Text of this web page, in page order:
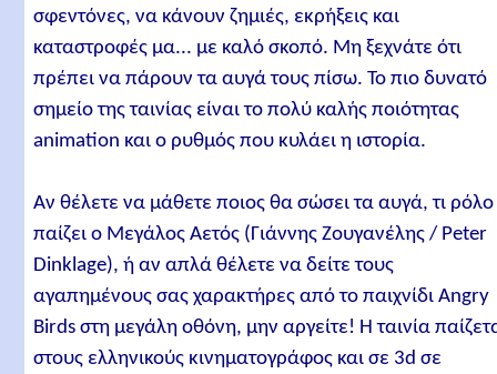
σφεντόνες, να κάνουν ζημιές, εκρήξεις και
καταστροφές μα... με καλό σκοπό. Μη ξεχνάτε ότι
πρέπει να πάρουν τα αυγά τους πίσω. Το πιο δυνατό
σημείο της ταινίας είναι το πολύ καλής ποιότητας
animation και ο ρυθμός που κυλάει η ιστορία.
Αν θέλετε να μάθετε ποιος θα σώσει τα αυγά, τι ρόλο
παίζει ο Μεγάλος Αετός (Γιάννης Ζουγανέλης / Peter
Dinklage), ή αν απλά θέλετε να δείτε τους
αγαπημένους σας χαρακτήρες από το παιχνίδι Angry
Birds στη μεγάλη οθόνη, μην αργείτε! Η ταινία
στους ελληνικούς κινηματογράφος και σε 3d σε